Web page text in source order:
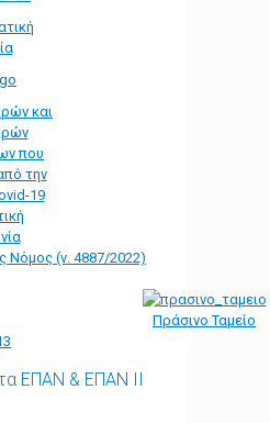
και
που
την
19
Νόμος (ν. 4887/2022)
Πράσινο Ταμείο
ΕΠΑΝ & ΕΠΑΝ ΙΙ